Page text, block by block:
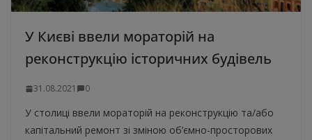
У Києві ввели мораторій на
реконструкцію історичних будівель
31.08.2021 0
У столиці ввели мораторій на реконструкцію та/або
капітальний ремонт зі зміною об’ємно-просторових